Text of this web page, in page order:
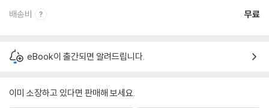
배송비 무료
eBook이 출간되면 알려드립니다.
이미 소장하고 있다면 판매해 보세요.